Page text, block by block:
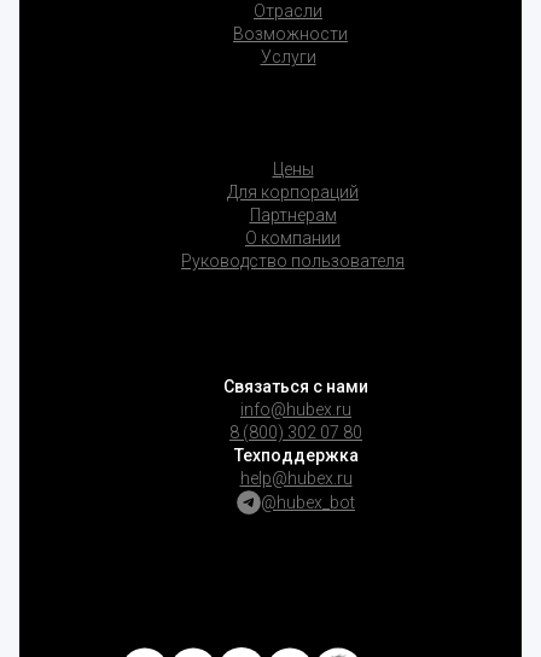
Связаться с нами
info@hubex.ru
8 (800) 302 07 80
Техподдержка
help@hubex.ru
@hubex_bot
Цены
Для корпораций
Партнерам
О компании
Руководство пользователя
Отрасли
Возможности
Услуги